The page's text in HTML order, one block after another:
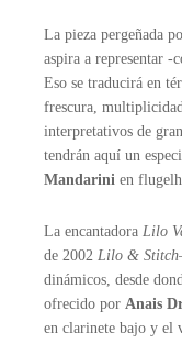
La pieza pergeñada
aspira a representar
Eso se traducirá en
frescura,
interpretativos de
tendrán aquí un
Mandarini en
La encantadora Lilo
de 2002 Lilo & Stitch
dinámicos, desde
ofrecido por Anais
en clarinete bajo y el